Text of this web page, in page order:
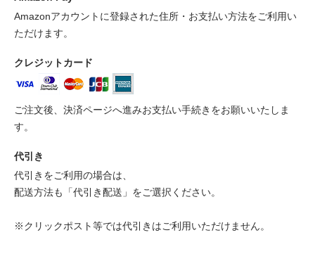
Amazonアカウントに登録された住所・お支払い方法をご利用い
ただけます。
クレジットカード
ご注文後、決済ページへ進みお支払い手続きをお願いいたしま
す。
代引き
代引きをご利用の場合は、
配送方法も「代引き配送」をご選択ください。
※クリックポスト等では代引きはご利用いただけません。